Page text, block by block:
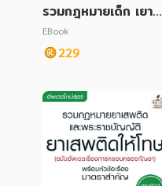
รวมกฎหมายเด็ก เยาว
ชนและครอบครัว พร้อ
มหัวข้อเรื่องมาตราสำคั
ญ ฉบับสมบูรณ์
EBook
229